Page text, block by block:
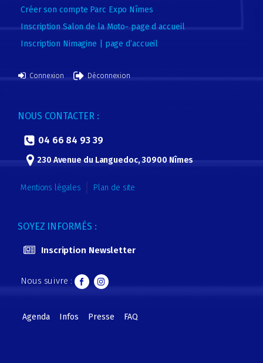
Créer son compte Parc Expo Nîmes
Inscription Salon de la Moto- page d accueil
Inscription Nimagine | page d’accueil
Connexion Déconnexion
NOUS CONTACTER :
04 66 84 93 39
230 Avenue du Languedoc, 30900 Nîmes
Mentions légales Plan de site
SOYEZ INFORMÉS :
Inscription Newsletter
Nous suivre :
Agenda Infos Presse FAQ